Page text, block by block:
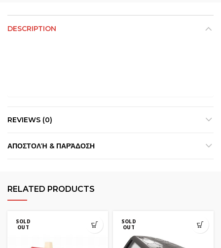
DESCRIPTION
REVIEWS (0)
ΑΠΟΣΤΟΛΉ & ΠΑΡΆΔΟΣΗ
RELATED PRODUCTS
SOLD
OUT
SOLD
OUT